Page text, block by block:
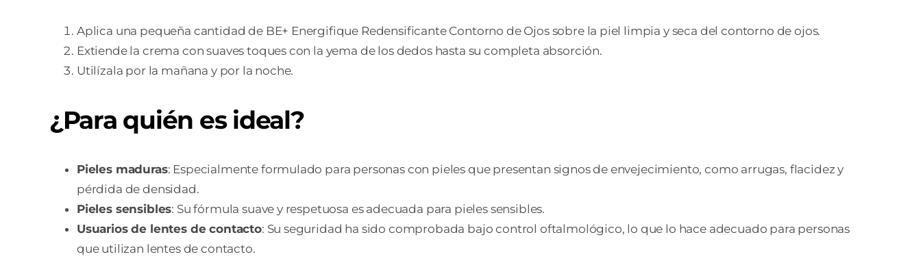
Aplica una pequeña cantidad de BE+ Energifique Redensificante Contorno de Ojos sobre la piel limpia y seca del contorno de ojos.
Extiende la crema con suaves toques con la yema de los dedos hasta su completa absorción.
Utilízala por la mañana y por la noche.
¿Para quién es ideal?
Pieles maduras: Especialmente formulado para personas con pieles que presentan signos de envejecimiento, como arrugas, flacidez y
pérdida de densidad.
Pieles sensibles: Su fórmula suave y respetuosa es adecuada para pieles sensibles.
Usuarios de lentes de contacto: Su seguridad ha sido comprobada bajo control oftalmológico, lo que lo hace adecuado para personas
que utilizan lentes de contacto.